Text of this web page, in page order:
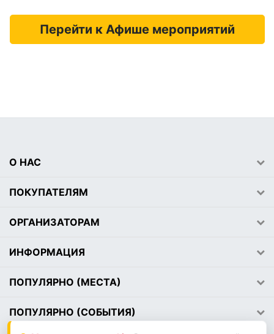
Перейти к Афише мероприятий
О НАС
ПОКУПАТЕЛЯМ
ОРГАНИЗАТОРАМ
ИНФОРМАЦИЯ
ПОПУЛЯРНО (МЕСТА)
ПОПУЛЯРНО (СОБЫТИЯ)